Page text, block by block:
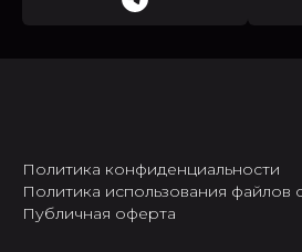
Политика конфиденциальности
Политика использования файлов
Публичная оферта